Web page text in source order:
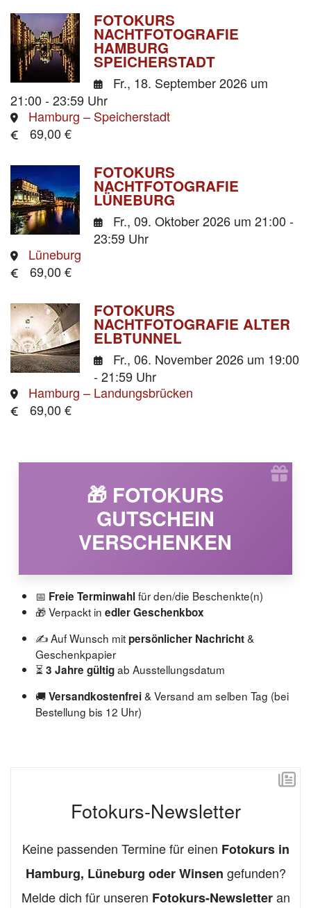
FOTOKURS
NACHTFOTOGRAFIE
HAMBURG
SPEICHERSTADT
Fr., 18. September 2026 um
21:00 - 23:59 Uhr
Hamburg – Speicherstadt
69,00 €
FOTOKURS
NACHTFOTOGRAFIE
LÜNEBURG
Fr., 09. Oktober 2026 um 21:00 -
23:59 Uhr
Lüneburg
69,00 €
FOTOKURS
NACHTFOTOGRAFIE ALTER
ELBTUNNEL
Fr., 06. November 2026 um 19:00
- 21:59 Uhr
Hamburg – Landungsbrücken
69,00 €
🎁 FOTOKURS
GUTSCHEIN
VERSCHENKEN
📅 Freie Terminwahlfür den/die Beschenkte(n)
🎁 Verpackt in edler Geschenkbox
✍️ Auf Wunsch mitpersönlicher Nachricht&
Geschenkpapier
⏳3 Jahre gültigab Ausstellungsdatum
🚚Versandkostenfrei& Versand am selben Tag (bei
Bestellung bis 12 Uhr)
Fotokurs-Newsletter
Keine passenden Termine für einen Fotokurs in
Hamburg, Lüneburg oder Winsen gefunden?
Melde dich für unseren Fotokurs-Newsletteran